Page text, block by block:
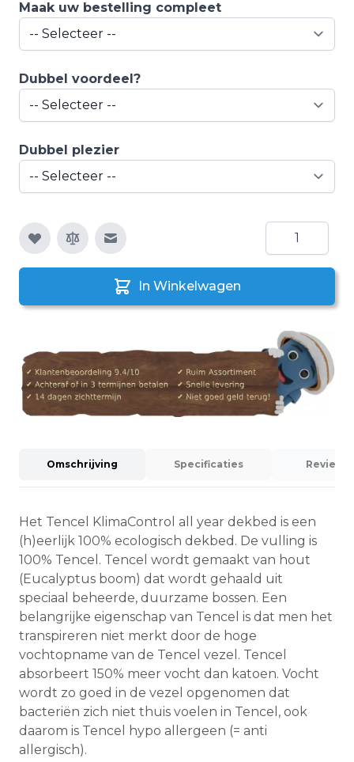
Maak uw bestelling compleet
Dubbel voordeel?
Dubbel plezier
E-mail naar een vriend
Aantal
In Winkelwagen
Omschrijving Specificaties Reviews
Het Tencel KlimaControl all year dekbed is een
(h)eerlijk 100% ecologisch dekbed. De vulling is
100% Tencel. Tencel wordt gemaakt van hout
(Eucalyptus boom) dat wordt gehaald uit
speciaal beheerde, duurzame bossen. Een
belangrijke eigenschap van Tencel is dat men het
transpireren niet merkt door de hoge
vochtopname van de Tencel vezel. Tencel
absorbeert 150% meer vocht dan katoen. Vocht
wordt zo goed in de vezel opgenomen dat
bacteriën zich niet thuis voelen in Tencel, ook
daarom is Tencel hypo allergeen (= anti
allergisch).